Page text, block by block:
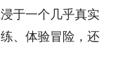
于一个几乎真实
、体验冒险，还